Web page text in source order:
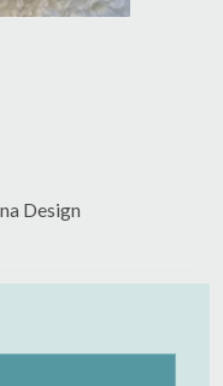
Design